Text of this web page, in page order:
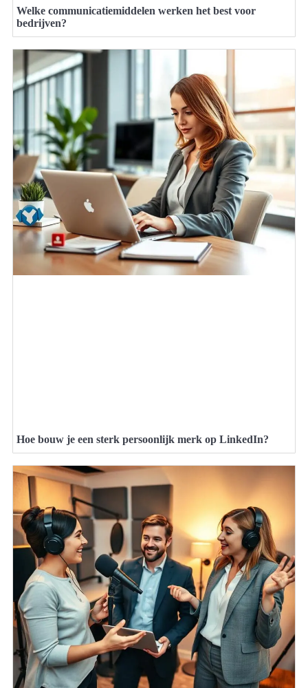
Welke communicatiemiddelen werken het best voor
bedrijven?
Hoe bouw je een sterk persoonlijk merk op LinkedIn?